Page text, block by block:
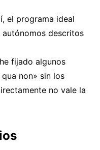
el programa ideal
descritos
fijado algunos
non» sin los
no vale la